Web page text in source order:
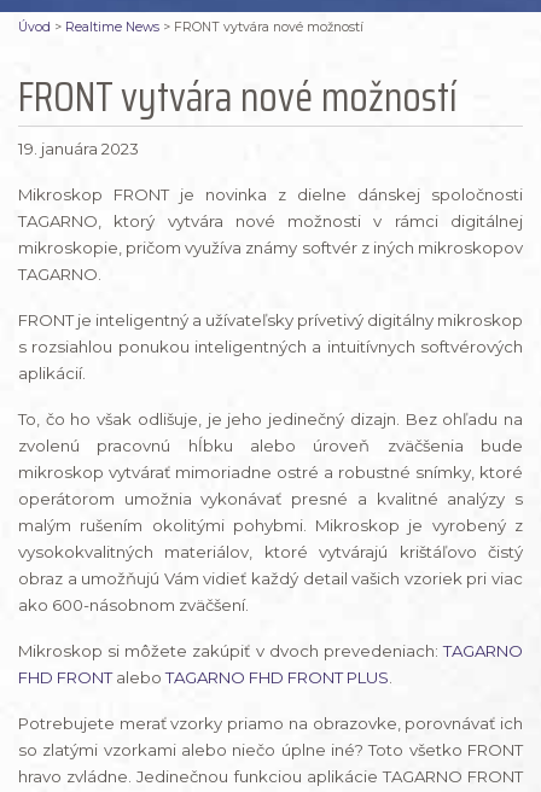
Úvod > Realtime News > FRONT vytvára nové možností
FRONT vytvára nové možností
19. januára 2023
Mikroskop FRONT je novinka z dielne dánskej spoločnosti
TAGARNO, ktorý vytvára nové možnosti v rámci digitálnej
mikroskopie, pričom využíva známy softvér z iných mikroskopov
TAGARNO.
FRONT je inteligentný a užívateľsky prívetivý digitálny mikroskop
s rozsiahlou ponukou inteligentných a intuitívnych softvérových
aplikácií.
To, čo ho však odlišuje, je jeho jedinečný dizajn. Bez ohľadu na
zvolenú pracovnú hĺbku alebo úroveň zväčšenia bude
mikroskop vytvárať mimoriadne ostré a robustné snímky, ktoré
operátorom umožnia vykonávať presné a kvalitné analýzy s
malým rušením okolitými pohybmi. Mikroskop je vyrobený z
vysokokvalitných materiálov, ktoré vytvárajú krištáľovo čistý
obraz a umožňujú Vám vidieť každý detail vašich vzoriek pri viac
ako 600-násobnom zväčšení.
Mikroskop si môžete zakúpiť v dvoch prevedeniach:TAGARNO
FHD FRONTaleboTAGARNO FHD FRONT PLUS.
Potrebujete merať vzorky priamo na obrazovke, porovnávať ich
so zlatými vzorkami alebo niečo úplne iné? Toto všetko FRONT
hravo zvládne. Jedinečnou funkciou aplikácie TAGARNO FRONT